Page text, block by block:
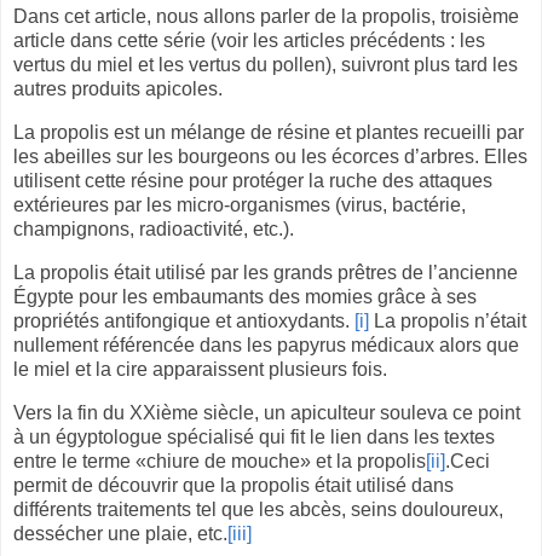
Dans cet article, nous allons parler de la propolis, troisième
article dans cette série (voir les articles précédents : les
vertus du miel et les vertus du pollen), suivront plus tard les
autres produits apicoles.
La propolis est un mélange de résine et plantes recueilli par
les abeilles sur les bourgeons ou les écorces d’arbres. Elles
utilisent cette résine pour protéger la ruche des attaques
extérieures par les micro-organismes (virus, bactérie,
champignons, radioactivité, etc.).
La propolis était utilisé par les grands prêtres de l’ancienne
Égypte pour les embaumants des momies grâce à ses
propriétés antifongique et antioxydants. [i] La propolis n’était
nullement référencée dans les papyrus médicaux alors que
le miel et la cire apparaissent plusieurs fois.
Vers la fin du XXième siècle, un apiculteur souleva ce point
à un égyptologue spécialisé qui fit le lien dans les textes
entre le terme «chiure de mouche» et la propolis[ii].Ceci
permit de découvrir que la propolis était utilisé dans
différents traitements tel que les abcès, seins douloureux,
dessécher une plaie, etc.[iii]